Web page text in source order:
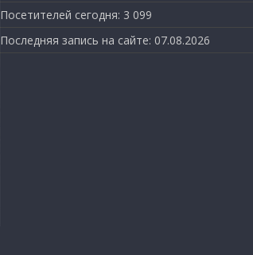
Посетителей сегодня: 3 099
Последняя запись на сайте: 07.08.2026